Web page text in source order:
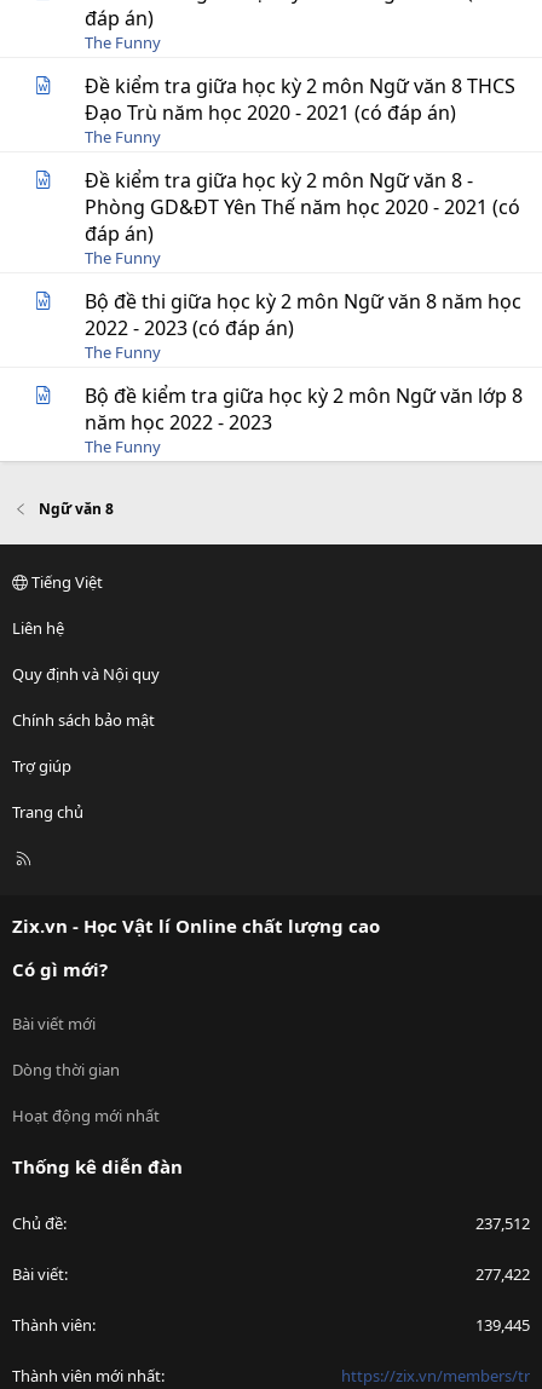
đáp án)
The Funny
Đề kiểm tra giữa học kỳ 2 môn Ngữ văn 8 THCS
Đạo Trù năm học 2020 - 2021 (có đáp án)
The Funny
Đề kiểm tra giữa học kỳ 2 môn Ngữ văn 8 -
Phòng GD&ĐT Yên Thế năm học 2020 - 2021 (có
đáp án)
The Funny
Bộ đề thi giữa học kỳ 2 môn Ngữ văn 8 năm học
2022 - 2023 (có đáp án)
The Funny
Bộ đề kiểm tra giữa học kỳ 2 môn Ngữ văn lớp 8
năm học 2022 - 2023
The Funny
Ngữ văn 8
Tiếng Việt
Liên hệ
Quy định và Nội quy
Chính sách bảo mật
Trợ giúp
Trang chủ
R
Zix.vn - Học Vật lí Online chất lượng cao
Có gì mới?
Bài viết mới
Dòng thời gian
Hoạt động mới nhất
Thống kê diễn đàn
Chủ đề 237,512
Bài viết 277,422
Thành viên 139,445
Thành viên mới nhất https://zix.vn/members/tr